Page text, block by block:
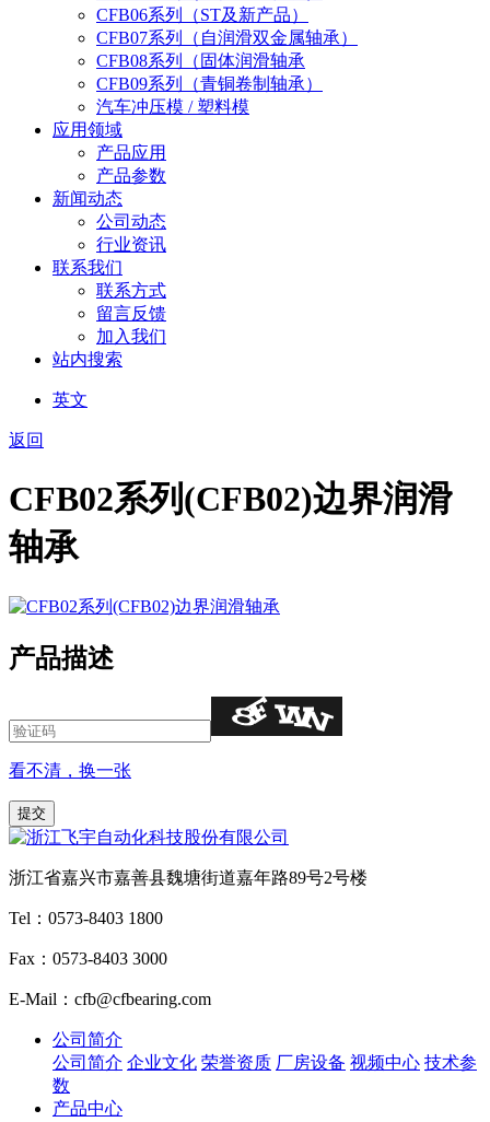
CFB06系列（ST及新产品）
CFB07系列（自润滑双金属轴承）
CFB08系列（固体润滑轴承
CFB09系列（青铜卷制轴承）
汽车冲压模 / 塑料模
应用领域
产品应用
产品参数
新闻动态
公司动态
行业资讯
联系我们
联系方式
留言反馈
加入我们
站内搜索
英文
返回
CFB02系列(CFB02)边界润滑
轴承
产品描述
看不清，换一张
浙江省嘉兴市嘉善县魏塘街道嘉年路89号2号楼
Tel：0573-8403 1800
Fax：0573-8403 3000
E-Mail：cfb@cfbearing.com
公司简介
公司简介 企业文化 荣誉资质 厂房设备 视频中心 技术参
数
产品中心